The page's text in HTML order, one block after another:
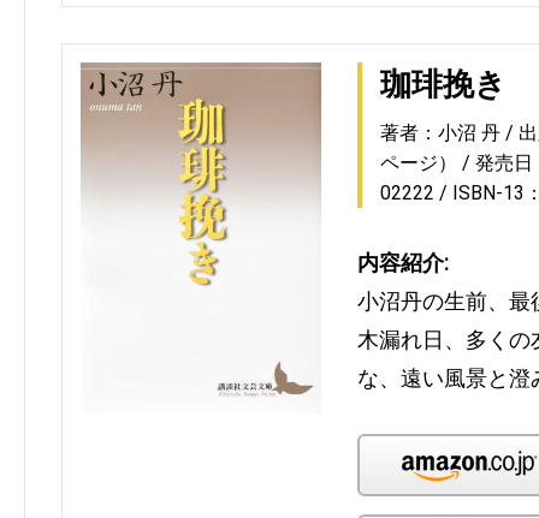
珈琲挽き
著者：小沼 丹
ページ）
発売日
02222
ISBN-13
内容紹介:
小沼丹の生前、最
木漏れ日、多く
な、遠い風景と